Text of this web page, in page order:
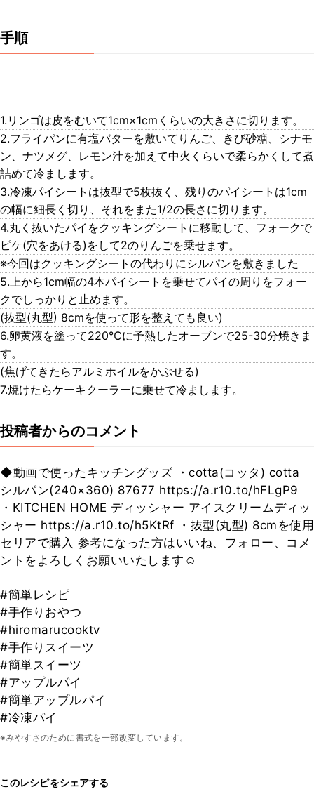
手順
1.リンゴは皮をむいて1cm×1cmくらいの大きさに切ります。
2.フライパンに有塩バターを敷いてりんご、きび砂糖、シナモ
ン、ナツメグ、レモン汁を加えて中火くらいで柔らかくして煮
詰めて冷まします。
3.冷凍パイシートは抜型で5枚抜く、残りのパイシートは1cm
の幅に細長く切り、それをまた1/2の長さに切ります。
4.丸く抜いたパイをクッキングシートに移動して、フォークで
ピケ(穴をあける)をして2のりんごを乗せます。
※今回はクッキングシートの代わりにシルパンを敷きました
5.上から1cm幅の4本パイシートを乗せてパイの周りをフォー
クでしっかりと止めます。
(抜型(丸型) 8cmを使って形を整えても良い)
6.卵黄液を塗って220℃に予熱したオーブンで25-30分焼きま
す。
(焦げてきたらアルミホイルをかぶせる)
7.焼けたらケーキクーラーに乗せて冷まします。
投稿者からのコメント
◆動画で使ったキッチングッズ ・cotta(コッタ) cotta
シルパン(240×360) 87677 https://a.r10.to/hFLgP9
・KITCHEN HOME ディッシャー アイスクリームディッ
シャー https://a.r10.to/h5KtRf ・抜型(丸型) 8cmを使用
セリアで購入 参考になった方はいいね、フォロー、コメ
ントをよろしくお願いいたします☺
#簡単レシピ
#手作りおやつ
#hiromarucooktv
#手作りスイーツ
#簡単スイーツ
#アップルパイ
#簡単アップルパイ
#冷凍パイ
※みやすさのために書式を一部改変しています。
このレシピをシェアする